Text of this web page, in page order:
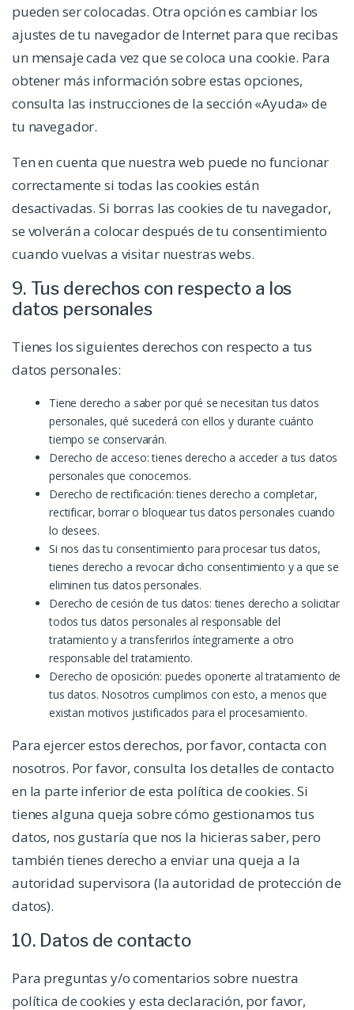
pueden ser colocadas. Otra opción es cambiar los
ajustes de tu navegador de Internet para que recibas
un mensaje cada vez que se coloca una cookie. Para
obtener más información sobre estas opciones,
consulta las instrucciones de la sección «Ayuda» de
tu navegador.
Ten en cuenta que nuestra web puede no funcionar
correctamente si todas las cookies están
desactivadas. Si borras las cookies de tu navegador,
se volverán a colocar después de tu consentimiento
cuando vuelvas a visitar nuestras webs.
9. Tus derechos con respecto a los
datos personales
Tienes los siguientes derechos con respecto a tus
datos personales:
Tiene derecho a saber por qué se necesitan tus datos
personales, qué sucederá con ellos y durante cuánto
tiempo se conservarán.
Derecho de acceso: tienes derecho a acceder a tus datos
personales que conocemos.
Derecho de rectificación: tienes derecho a completar,
rectificar, borrar o bloquear tus datos personales cuando
lo desees.
Si nos das tu consentimiento para procesar tus datos,
tienes derecho a revocar dicho consentimiento y a que se
eliminen tus datos personales.
Derecho de cesión de tus datos: tienes derecho a solicitar
todos tus datos personales al responsable del
tratamiento y a transferirlos íntegramente a otro
responsable del tratamiento.
Derecho de oposición: puedes oponerte al tratamiento de
tus datos. Nosotros cumplimos con esto, a menos que
existan motivos justificados para el procesamiento.
Para ejercer estos derechos, por favor, contacta con
nosotros. Por favor, consulta los detalles de contacto
en la parte inferior de esta política de cookies. Si
tienes alguna queja sobre cómo gestionamos tus
datos, nos gustaría que nos la hicieras saber, pero
también tienes derecho a enviar una queja a la
autoridad supervisora (la autoridad de protección de
datos).
10. Datos de contacto
Para preguntas y/o comentarios sobre nuestra
política de cookies y esta declaración, por favor,